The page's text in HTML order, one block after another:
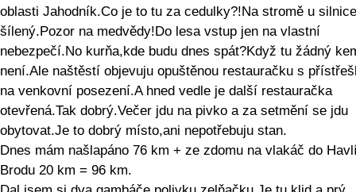
oblasti Jahodník.Co je to tu za cedulky?!Na stromě u
šílený.Pozor na medvědy!Do lesa vstup jen na vlastní
nebezpečí.No kurňa,kde budu dnes spát?Když tu žádný
není.Ale naštěstí objevuju opuštěnou restauračku s
na venkovní posezení.A hned vedle je další restauračka
otevřená.Tak dobrý.Večer jdu na pivko a za setmění se jdu
obytovat.Je to dobrý místo,ani nepotřebuju stan.
Dnes mám našlapáno 76 km + ze zdomu na vlakáč do
Brodu 20 km = 96 km.